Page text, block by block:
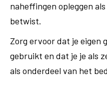
naheffingen opleggen
betwist.
Zorg ervoor dat je eigen
gebruikt en dat je je als
als onderdeel van het